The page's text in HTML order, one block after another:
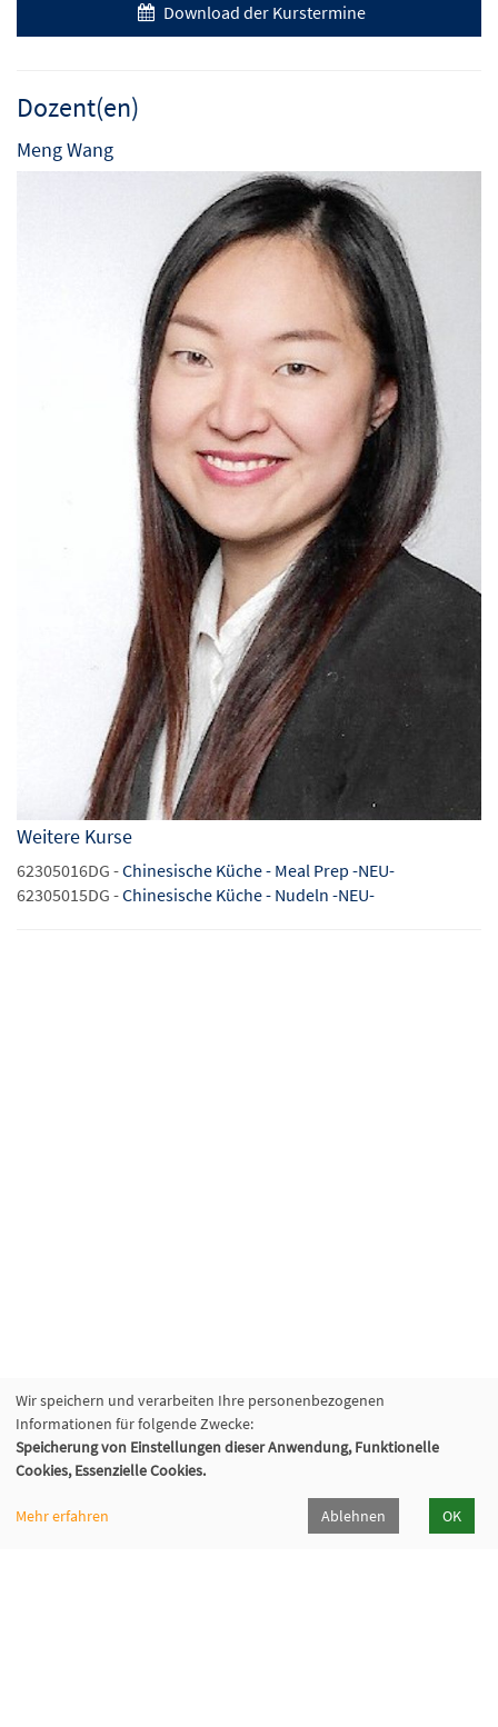
Download der Kurstermine
Dozent(en)
Meng Wang
Weitere Kurse
62305016DG -Chinesische Küche - Meal Prep -NEU-
62305015DG -Chinesische Küche - Nudeln -NEU-
VHS Lahn-Dill
Wir speichern und verarbeiten Ihre personenbezogenen
Informationen für folgende Zwecke:
Speicherung von Einstellungen dieser Anwendung, Funktionelle
Cookies, Essenzielle Cookies.
Mehr erfahren Ablehnen OK